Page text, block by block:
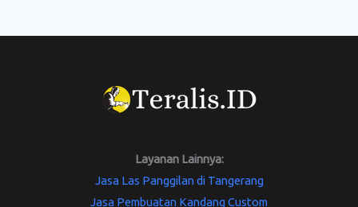
Layanan Lainnya:
Jasa Las Panggilan di Tangerang
Jasa Pembuatan Kandang Custom